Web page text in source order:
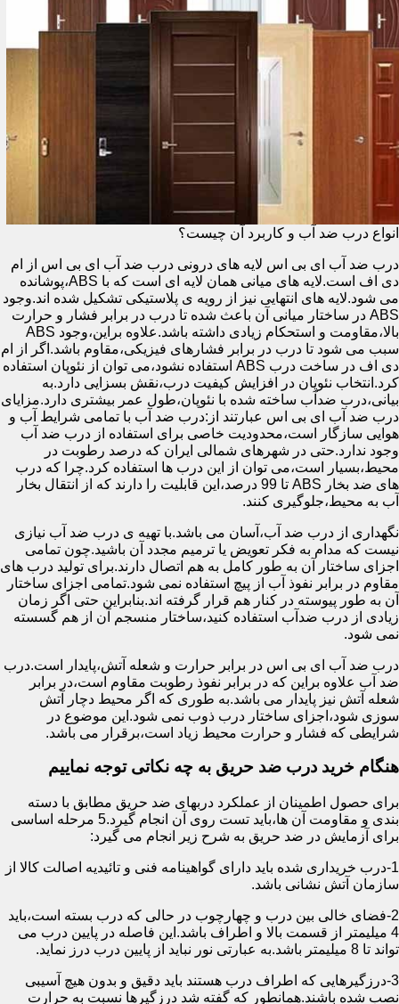
انواع درب ضد آب و کاربرد آن چیست؟
درب ضد آب ای بی اس لایه های درونی درب ضد آب ای بی اس از ام
دی اف است.لایه های میانی همان لایه ای است که با ABS،پوشانده
می شود.لایه های انتهایی نیز از رویه ی پلاستیکی تشکیل شده اند.وجود
ABS در ساختار میانی آن باعث شده تا درب در برابر فشار و حرارت
بالا،مقاومت و استحکام زیادی داشته باشد.علاوه براین،وجود ABS
سبب می شود تا درب در برابر فشارهای فیزیکی،مقاوم باشد.اگر از ام
دی اف در ساخت درب ABS استفاده نشود،می توان از نئوپان استفاده
کرد.انتخاب نئوپان در افزایش کیفیت درب،نقش بسزایی دارد.به
بیانی،درب ضدآب ساخته شده با نئوپان،طول عمر بیشتری دارد.مزایای
درب ضد آب ای بی اس عبارتند از:درب ضد آب با تمامی شرایط آب و
هوایی سازگار است،محدودیت خاصی برای استفاده از درب ضد آب
وجود ندارد.حتی در شهرهای شمالی ایران که درصد رطوبت در
محیط،بسیار است،می توان از این درب ها استفاده کرد.چرا که درب
های ضد بخار ABS تا 99 درصد،این قابلیت را دارند که از انتقال بخار
آب به محیط،جلوگیری کنند.
نگهداری از درب ضد آب،آسان می باشد.با تهیه ی درب ضد آب نیازی
نیست که مدام به فکر تعویض یا ترمیم مجدد آن باشید.چون تمامی
اجزای ساختار آن به طور کامل به هم اتصال دارند.برای تولید درب های
مقاوم در برابر نفوذ آب از پیچ استفاده نمی شود.تمامی اجزای ساختار
آن به طور پیوسته در کنار هم قرار گرفته اند.بنابراین حتی اگر زمان
زیادی از درب ضدآب استفاده کنید،ساختار منسجم آن از هم گسسته
نمی شود.
درب ضد آب ای بی اس در برابر حرارت و شعله آتش،پایدار است.درب
ضد آب علاوه براین که در برابر نفوذ رطوبت مقاوم است،در برابر
شعله آتش نیز پایدار می باشد.به طوری که اگر محیط دچار آتش
سوزی شود،اجزای ساختار درب ذوب نمی شود.این موضوع در
شرایطی که فشار و حرارت محیط زیاد است،برقرار می باشد.
هنگام خرید درب ضد حریق به چه نکاتی توجه نماییم
برای حصول اطمینان از عملکرد دربهای ضد حریق مطابق با دسته
بندی و مقاومت آن ها،باید تست روی آن انجام گیرد.5 مرحله اساسی
برای آزمایش در ضد حریق به شرح زیر انجام می گیرد:
1-درب خریداری شده باید دارای گواهینامه فنی و تائیدیه اصالت کالا از
سازمان آتش نشانی باشد.
2-فضای خالی بین درب و چهارچوب در حالی که درب بسته است،باید
4 میلیمتر از قسمت بالا و اطراف باشد.این فاصله در پایین درب می
تواند تا 8 میلیمتر باشد.به عبارتی نور نباید از پایین درب درز نماید.
3-درزگیرهایی که اطراف درب هستند باید دقیق و بدون هیچ آسیبی
نصب شده باشند.همانطور که گفته شد درزگیرها نسبت به حرارت